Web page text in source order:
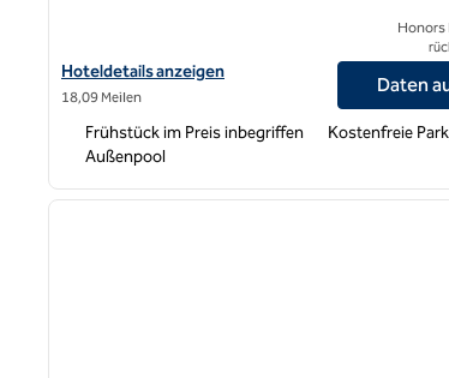
Hoteldetails für Hampton Inn & Suites Santa Rosa
Hoteldetails anzeigen
18,09 Meilen
Honors
Daten
Frühstück im Preis inbegriffen
Kostenfreie
Außenpool
1 von 8